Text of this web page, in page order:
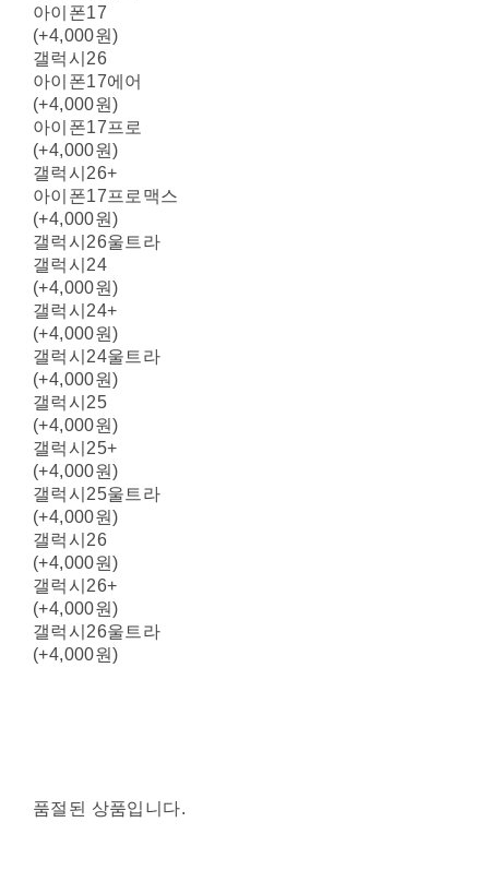
아이폰17
(+4,000원)
갤럭시26
아이폰17에어
(+4,000원)
아이폰17프로
(+4,000원)
갤럭시26+
아이폰17프로맥스
(+4,000원)
갤럭시26울트라
갤럭시24
(+4,000원)
갤럭시24+
(+4,000원)
갤럭시24울트라
(+4,000원)
갤럭시25
(+4,000원)
갤럭시25+
(+4,000원)
갤럭시25울트라
(+4,000원)
갤럭시26
(+4,000원)
갤럭시26+
(+4,000원)
갤럭시26울트라
(+4,000원)
품절된 상품입니다.